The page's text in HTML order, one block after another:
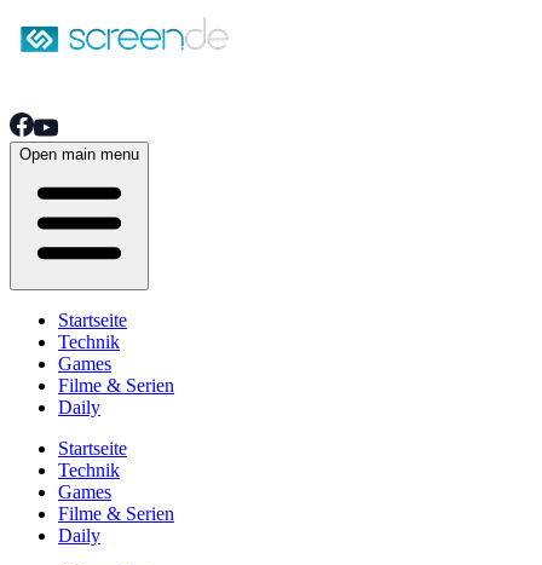
Open main menu
Startseite
Technik
Games
Filme & Serien
Daily
Startseite
Technik
Games
Filme & Serien
Daily